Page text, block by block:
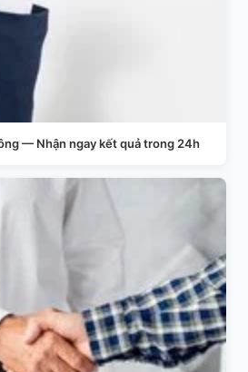
— Nhận ngay kết quả trong 24h